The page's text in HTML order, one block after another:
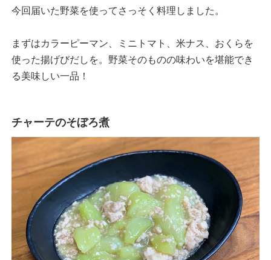
今回届いた野菜を使ってさっそく料理しました。
まずはカラーピーマン、ミニトマト、米ナス、おくらを
使った揚げびだしを。野菜そのものの味わいを堪能でき
る美味しい一品！
チャーテのそぼろ煮